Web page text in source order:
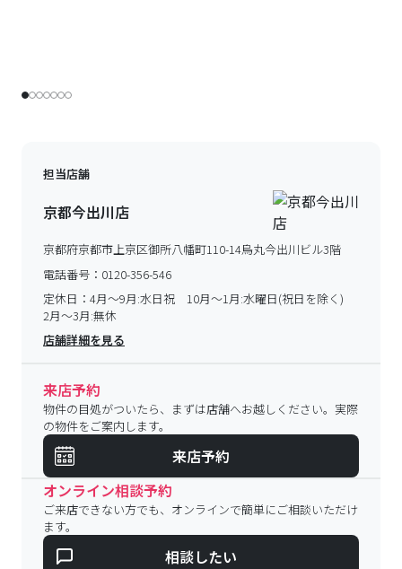
担当店舗
京都今出川店
京都府京都市上京区御所八幡町110-14烏丸今出川ビル3階
電話番号： 0120-356-546
定休日： 4月～9月:水日祝 10月～1月:水曜日(祝日を除く)
2月～3月:無休
店舗詳細を見る
来店予約
物件の目処がついたら、まずは店舗へお越しください。実際
の物件をご案内します。
来店予約
オンライン相談予約
ご来店できない方でも、オンラインで簡単にご相談いただけ
ます。
相談したい